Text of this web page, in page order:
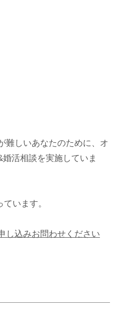
難しいあなたのために、オ
活相談を実施していま
います。
し込みお問わせください